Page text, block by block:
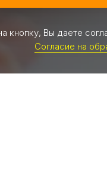
кнопку, Вы даете
Согласие на